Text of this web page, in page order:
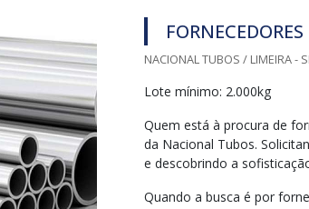
NACIONAL TUBOS / LIMEIRA -
Lote mínimo: 2.000kg
Quem está à procura de
da Nacional Tubos.
e descobrindo a
Quando a busca é por